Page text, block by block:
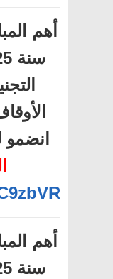
أهم
أهم